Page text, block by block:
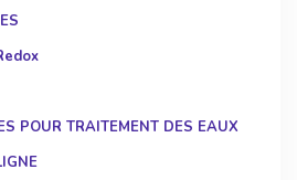
POUR TRAITEMENT DES EAUX